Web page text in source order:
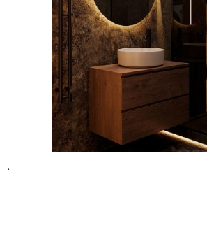
.